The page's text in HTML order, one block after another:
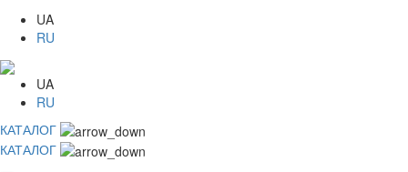
UA
RU
UA
RU
КАТАЛОГ
КАТАЛОГ